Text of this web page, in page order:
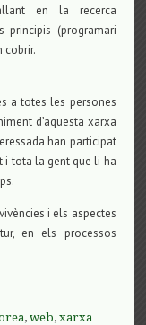
en la recerca
principis (programari
cobrir.
a totes les persones
d’aquesta xarxa
han participat
i tota la gent que li ha
i els aspectes
en els processos
,web,xarxa